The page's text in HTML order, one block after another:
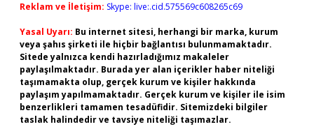
Reklam ve İletişim: Skype: live:.cid.575569c608265c69
Yasal Uyarı: Bu internet sitesi, herhangi bir marka, kurum
veya şahıs şirketi ile hiçbir bağlantısı bulunmamaktadır.
Sitede yalnızca kendi hazırladığımız makaleler
paylaşılmaktadır. Burada yer alan içerikler haber niteliği
taşımamakta olup, gerçek kurum ve kişiler hakkında
paylaşım yapılmamaktadır. Gerçek kurum ve kişiler ile isim
benzerlikleri tamamen tesadüfidir. Sitemizdeki bilgiler
taslak halindedir ve tavsiye niteliği taşımazlar.